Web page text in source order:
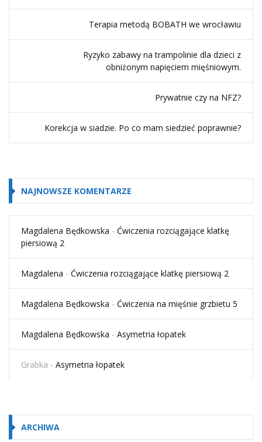
Terapia metodą BOBATH we wrocławiu
Ryzyko zabawy na trampolinie dla dzieci z
obniżonym napięciem mięśniowym.
Prywatnie czy na NFZ?
Korekcja w siadzie. Po co mam siedzieć poprawnie?
NAJNOWSZE KOMENTARZE
Magdalena Będkowska - Ćwiczenia rozciągające klatkę
piersiową 2
Magdalena - Ćwiczenia rozciągające klatkę piersiową 2
Magdalena Będkowska - Ćwiczenia na mięśnie grzbietu 5
Magdalena Będkowska - Asymetria łopatek
Grabka - Asymetria łopatek
ARCHIWA